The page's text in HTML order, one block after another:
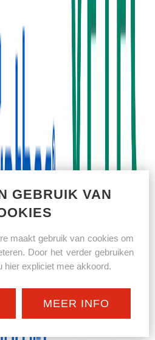
GEBRUIK VAN
maakt gebruik van cookies om
Door het verder gebruiken
hier expliciet mee akkoord.
MEER INFO